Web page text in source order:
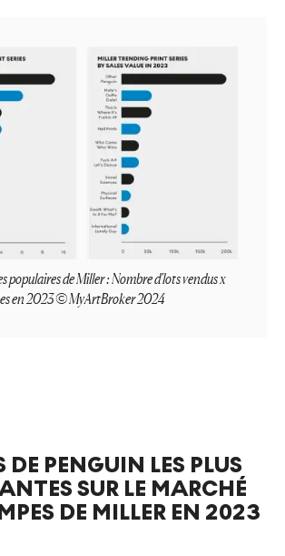
populaires de Miller : Nombre d'lots vendus x
en 2023 © MyArtBroker 2024
DE PENGUIN LES PLUS
SUR LE MARCHÉ
DE MILLER EN 2023